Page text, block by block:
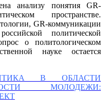
анализу понятия GR-
пространстве.
GR-коммуникации
политической
о политологическом
науке остается
В ОБЛАСТИ
МОЛОДЕЖИ: